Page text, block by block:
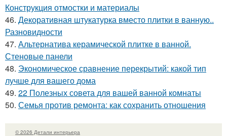
Конструкция отмостки и материалы
46. Декоративная штукатурка вместо плитки в ванную..
Разновидности
47. Альтернатива керамической плитке в ванной.
Стеновые панели
48. Экономическое сравнение перекрытий: какой тип
лучше для вашего дома
49. 22 Полезных совета для вашей ванной комнаты
50. Семья против ремонта: как сохранить отношения
© 2026 Детали интерьера